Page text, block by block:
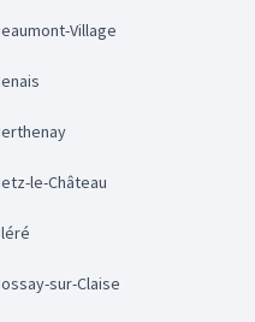
Beaumont-Village
Benais
Berthenay
Betz-le-Château
Bléré
Bossay-sur-Claise